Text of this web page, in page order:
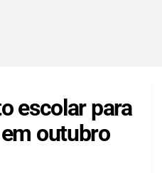
escolar para
outubro